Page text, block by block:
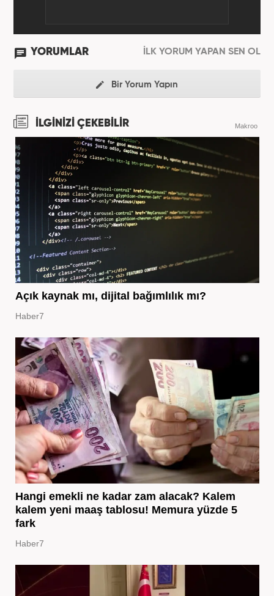
YORUMLAR İLK YORUM YAPAN SEN OL
Bir Yorum Yapın
İLGİNİZİ ÇEKEBİLİR Makroo
Açık kaynak mı, dijital bağımlılık mı?
Haber7
Hangi emekli ne kadar zam alacak? Kalem
kalem yeni maaş tablosu! Memura yüzde 5
fark
Haber7